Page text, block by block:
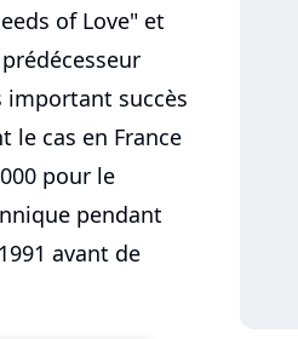
of Love" et
important succès
le cas en France
pour le
pendant
avant de